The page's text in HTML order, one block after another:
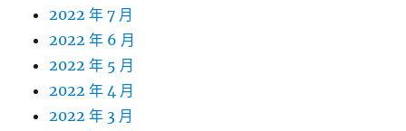
2022 年 7 月
2022 年 6 月
2022 年 5 月
2022 年 4 月
2022 年 3 月